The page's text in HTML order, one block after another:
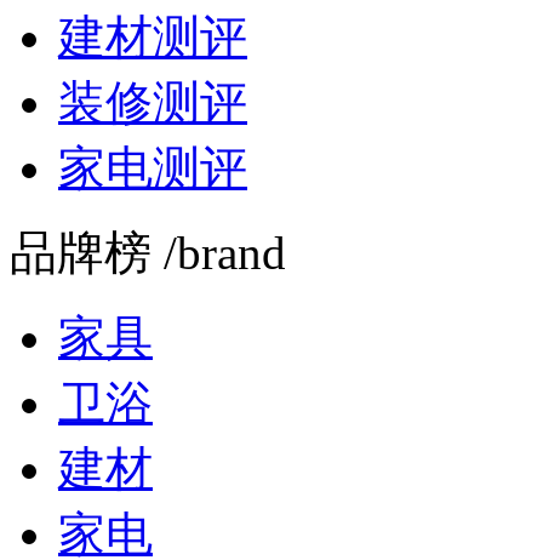
建材测评
装修测评
家电测评
品牌榜 /brand
家具
卫浴
建材
家电